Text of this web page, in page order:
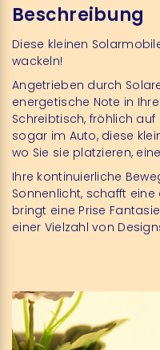
Beschreibung
Diese kleinen
wackeln!
Angetrieben durch
energetische Note in
Schreibtisch, fröhlich
sogar im Auto, diese
wo Sie sie platzieren,
Ihre kontinuierliche
Sonnenlicht, schafft
bringt eine Prise
einer Vielzahl von